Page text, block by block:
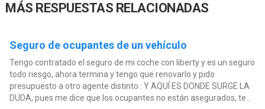
MÁS RESPUESTAS RELACIONADAS
Seguro de ocupantes de un vehículo
Tengo contratado el seguro de mi coche con liberty y es un seguro
todo riesgo, ahora termina y tengo que renovarlo y pido
presupuesto a otro agente distinto : Y AQUÍ ES DONDE SURGE LA
DUDA, pues me dice que los ocupantes no están asegurados, te...